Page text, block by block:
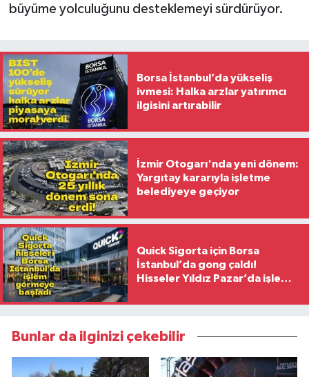
büyüme yolculuğunu desteklemeyi sürdürüyor.
Borsa İstanbul’da yükseliş
ivmesi: Halka arzlar yatırımcı
ilgisini artırabilir
İzmir Otogarı'nda yeni dönem:
Yargıtay kararıyla işletme
belediyeye geçiyor
Quick Sigorta için Borsa
İstanbul’da gong çaldı!
Hisseler Yıldız Pazar’da işlem
Bunlar da ilginizi çekebilir